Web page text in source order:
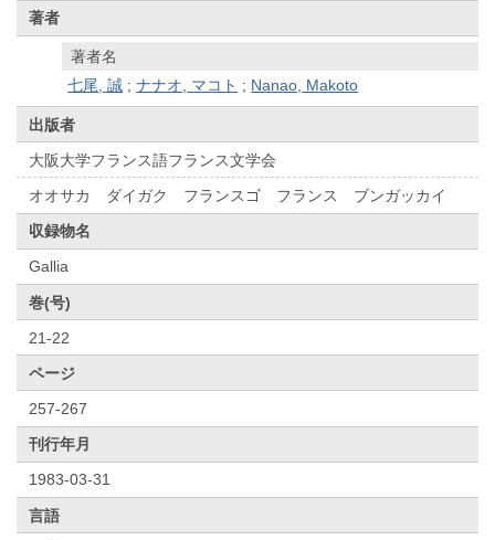
著者
著者名
七尾, 誠 ;ナナオ, マコト ; Nanao, Makoto
出版者
大阪大学フランス語フランス文学会
オオサカ ダイガク フランスゴ フランス ブンガッカイ
収録物名
Gallia
巻(号)
21-22
ページ
257-267
刊行年月
1983-03-31
言語